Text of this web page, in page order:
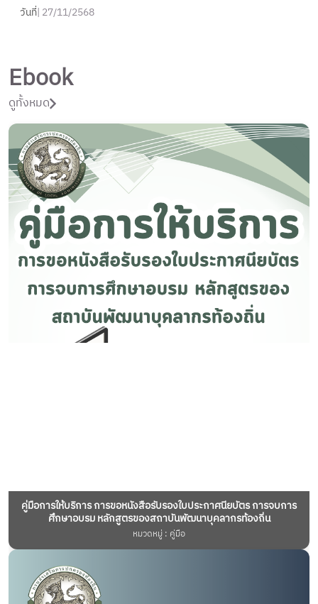
หลักสูตรนักจัดการงานทั่วไป รุ่นที่ 32
วันที่| 27/11/2568
Ebook
ดูทั้งหมด
คู่มือการให้บริการ การขอหนังสือรับรองใบประกาศนียบัตร การจบการ
ศึกษาอบรม หลักสูตรของสถาบันพัฒนาบุคลากรท้องถิ่น
หมวดหมู่ : คู่มือ